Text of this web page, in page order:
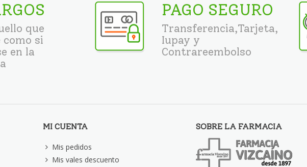
que
como si
en la
PAGO SEGURO
Transferencia,Tarjeta,
Iupay y
Contrareembolso
MI CUENTA
Mis pedidos
Mis vales descuento
SOBRE LA FARMACIA